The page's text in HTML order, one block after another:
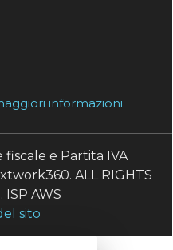
informazioni
e Partita IVA
ALL RIGHTS
ISP AWS
sito